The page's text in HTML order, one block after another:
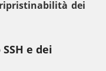
ripristinabilità dei
e dei